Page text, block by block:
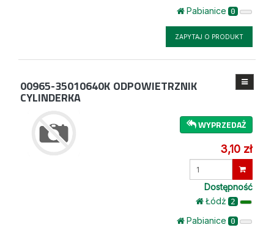
Pabianice 0
ZAPYTAJ O PRODUKT
00965-35010640K ODPOWIETRZNIK
CYLINDERKA
WYPRZEDAŻ
3,10 zł
Dostępność
Łódż 2
Pabianice 0